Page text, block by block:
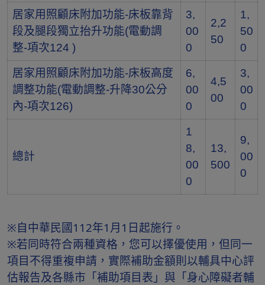
居家用照顧床附加功能-床板靠背
段及腿段獨立抬升功能(電動調
整-項次124 )
3,
00
0
2,2
50
1,
50
0
居家用照顧床附加功能-床板高度
調整功能(電動調整-升降30公分
內-項次126)
6,
00
0
4,5
00
3,
00
0
總計
1
8,
00
0
13,
500
9,
00
0
※自中華民國112年1月1日起施行。
※若同時符合兩種資格，您可以擇優使用，但同一
項目不得重複申請，實際補助金額則以輔具中心評
估報告及各縣市「補助項目表」與「身心障礙者輔